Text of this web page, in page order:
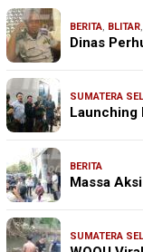
BERITA, BLITAR,
Dinas
SUMATERA
Launching
BERITA
Massa
SUMATERA